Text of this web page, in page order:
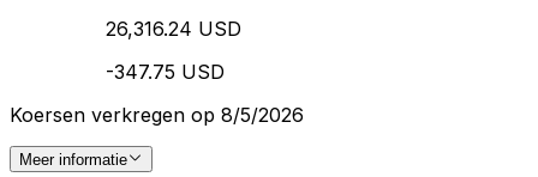
26,316.24 USD
-347.75 USD
Koersen verkregen op 8/5/2026
Meer informatie